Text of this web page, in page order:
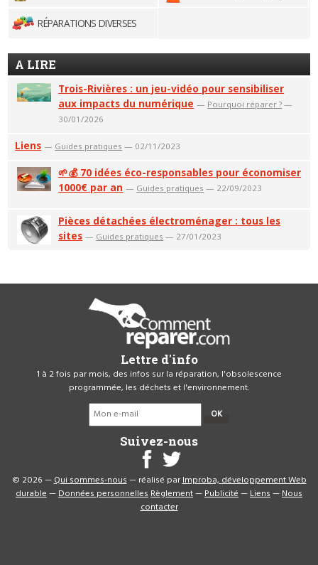
RÉPARATIONS DIVERSES
A LIRE
Trois-Rivières : un jeu-vidéo pour sensibiliser
aux impacts du numérique — Pourquoi réparer ? —
30/01/2026
Liens — Guides pratiques — 02/11/2023
🌱💰 70 idées éco-responsables pour économiser
1000€ par an — Guides pratiques — 22/09/2023
Pièces détachées électroménager : tous les
sites — Guides pratiques — 27/01/2023
Lettre d'info
1 à 2 fois par mois, des infos sur la réparation, l'obsolescence
programmée, les déchets et l'environnement.
OK
Suivez-nous
© 2026 —Qui sommes-nous— réalisé parImproba, développement Web
durable—Données personnellesRèglement—Publicité—Liens—Nous
contacter